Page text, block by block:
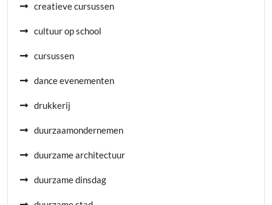
creatieve cursussen
cultuur op school
cursussen
dance evenementen
drukkerij
duurzaamondernemen
duurzame architectuur
duurzame dinsdag